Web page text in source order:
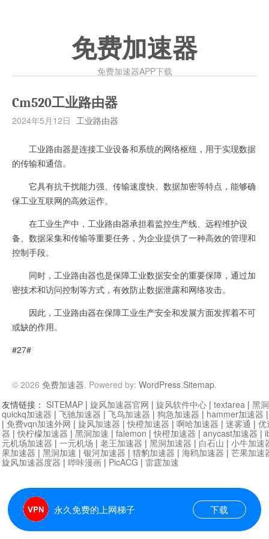
免费加速器
免费加速器APP下载
Cm520工业路由器
2024年5月12日 工业路由器
工业路由器是连接工业设备和系统的网络枢纽，用于实现数据
的传输和通信。
它具有抗干扰能力强、传输速度快、数据加密等特点，能够确
保工业互联网的高效运作。
在工业生产中，工业路由器承担着监控生产线、远程维护设
备、数据采集和传输等重要任务，为企业提供了一种高效的管理和
控制手段。
同时，工业路由器也是保障工业数据安全的重要保障，通过加
密技术和访问控制等方式，有效防止数据泄露和网络攻击。
因此，工业路由器在保障工业生产安全和发展方面发挥着不可
或缺的作用。
#27#
© 2026 免费加速器. Powered by: WordPress.Sitemap.
永久免费的上网梯子 下载
友情链接： SITEMAP | 旋风加速器官网 | 旋风软件中心 | textarea | 黑
quickq加速器 | 飞驰加速器 | 飞鸟加速器 | 狗急加速器 | hammer加速器
| 免费vqn加速外网 | 旋风加速器 |快橙加速器 | 啊哈加速器 | 迷雾通 | 优
器 |快柠檬加速器 | 黑洞加速 | falemon |快橙加速器 | anycast加速器 |
元机场加速器 | 一元机场 | 老王加速器 | 黑洞加速器 | 白石山 | 小牛加速
果加速器 | 黑洞加速 | 银河加速器 | 猎豹加速器 | 海鸥加速器 | 芒果加速
旋风加速器度器 | 哔咔漫画 | PicACG | 雷霆加速